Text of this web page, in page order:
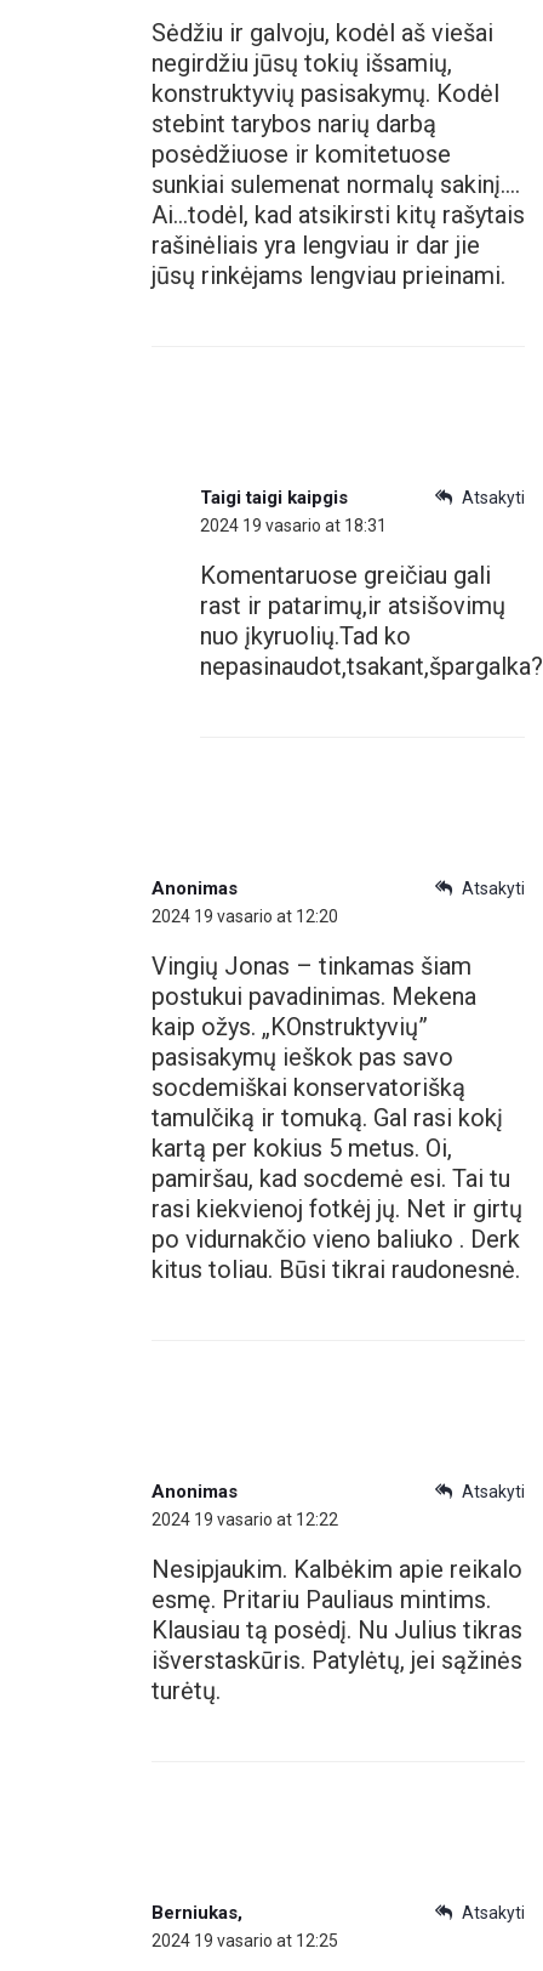
Sėdžiu ir galvoju, kodėl aš viešai
negirdžiu jūsų tokių išsamių,
konstruktyvių pasisakymų. Kodėl
stebint tarybos narių darbą
posėdžiuose ir komitetuose
sunkiai sulemenat normalų sakinį….
Ai…todėl, kad atsikirsti kitų rašytais
rašinėliais yra lengviau ir dar jie
jūsų rinkėjams lengviau prieinami.
Atsakyti
Taigi taigi kaipgis
2024 19 vasario at 18:31
Komentaruose greičiau gali
rast ir patarimų,ir atsišovimų
nuo įkyruolių.Tad ko
nepasinaudot,tsakant,špargalka?
Atsakyti
Anonimas
2024 19 vasario at 12:20
Vingių Jonas – tinkamas šiam
postukui pavadinimas. Mekena
kaip ožys. „KOnstruktyvių”
pasisakymų ieškok pas savo
socdemiškai konservatorišką
tamulčiką ir tomuką. Gal rasi kokį
kartą per kokius 5 metus. Oi,
pamiršau, kad socdemė esi. Tai tu
rasi kiekvienoj fotkėj jų. Net ir girtų
po vidurnakčio vieno baliuko . Derk
kitus toliau. Būsi tikrai raudonesnė.
Atsakyti
Anonimas
2024 19 vasario at 12:22
Nesipjaukim. Kalbėkim apie reikalo
esmę. Pritariu Pauliaus mintims.
Klausiau tą posėdį. Nu Julius tikras
išverstaskūris. Patylėtų, jei sąžinės
turėtų.
Atsakyti
Berniukas,
2024 19 vasario at 12:25